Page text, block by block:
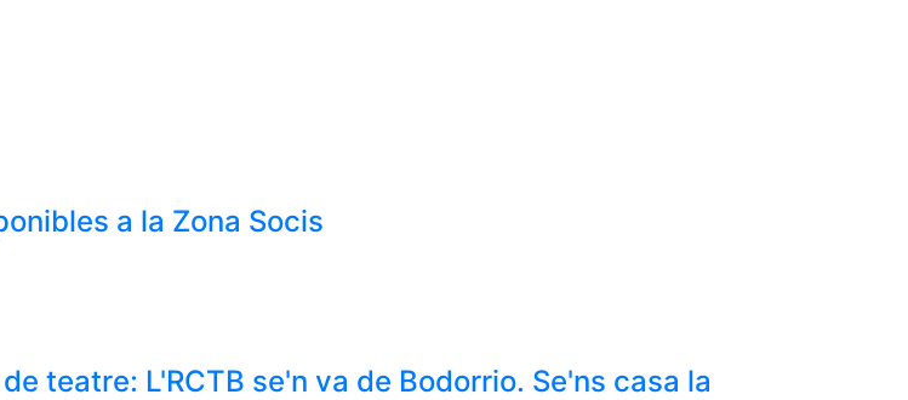
a la Zona Socis
teatre: L'RCTB se'n va de Bodorrio. Se'ns casa la